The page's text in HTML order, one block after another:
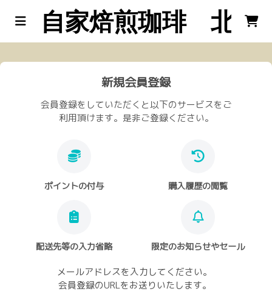
自家焙煎珈琲 北工
新規会員登録
会員登録をしていただくと以下のサービスをご
利用頂けます。是非ご登録ください。
ポイントの付与 購入履歴の閲覧
配送先等の入力省略 限定のお知らせやセール
メールアドレスを入力してください。
会員登録のURLをお送りいたします。